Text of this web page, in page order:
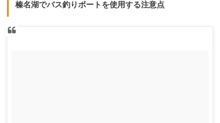
榛名湖でバス釣りボートを使用する注意点